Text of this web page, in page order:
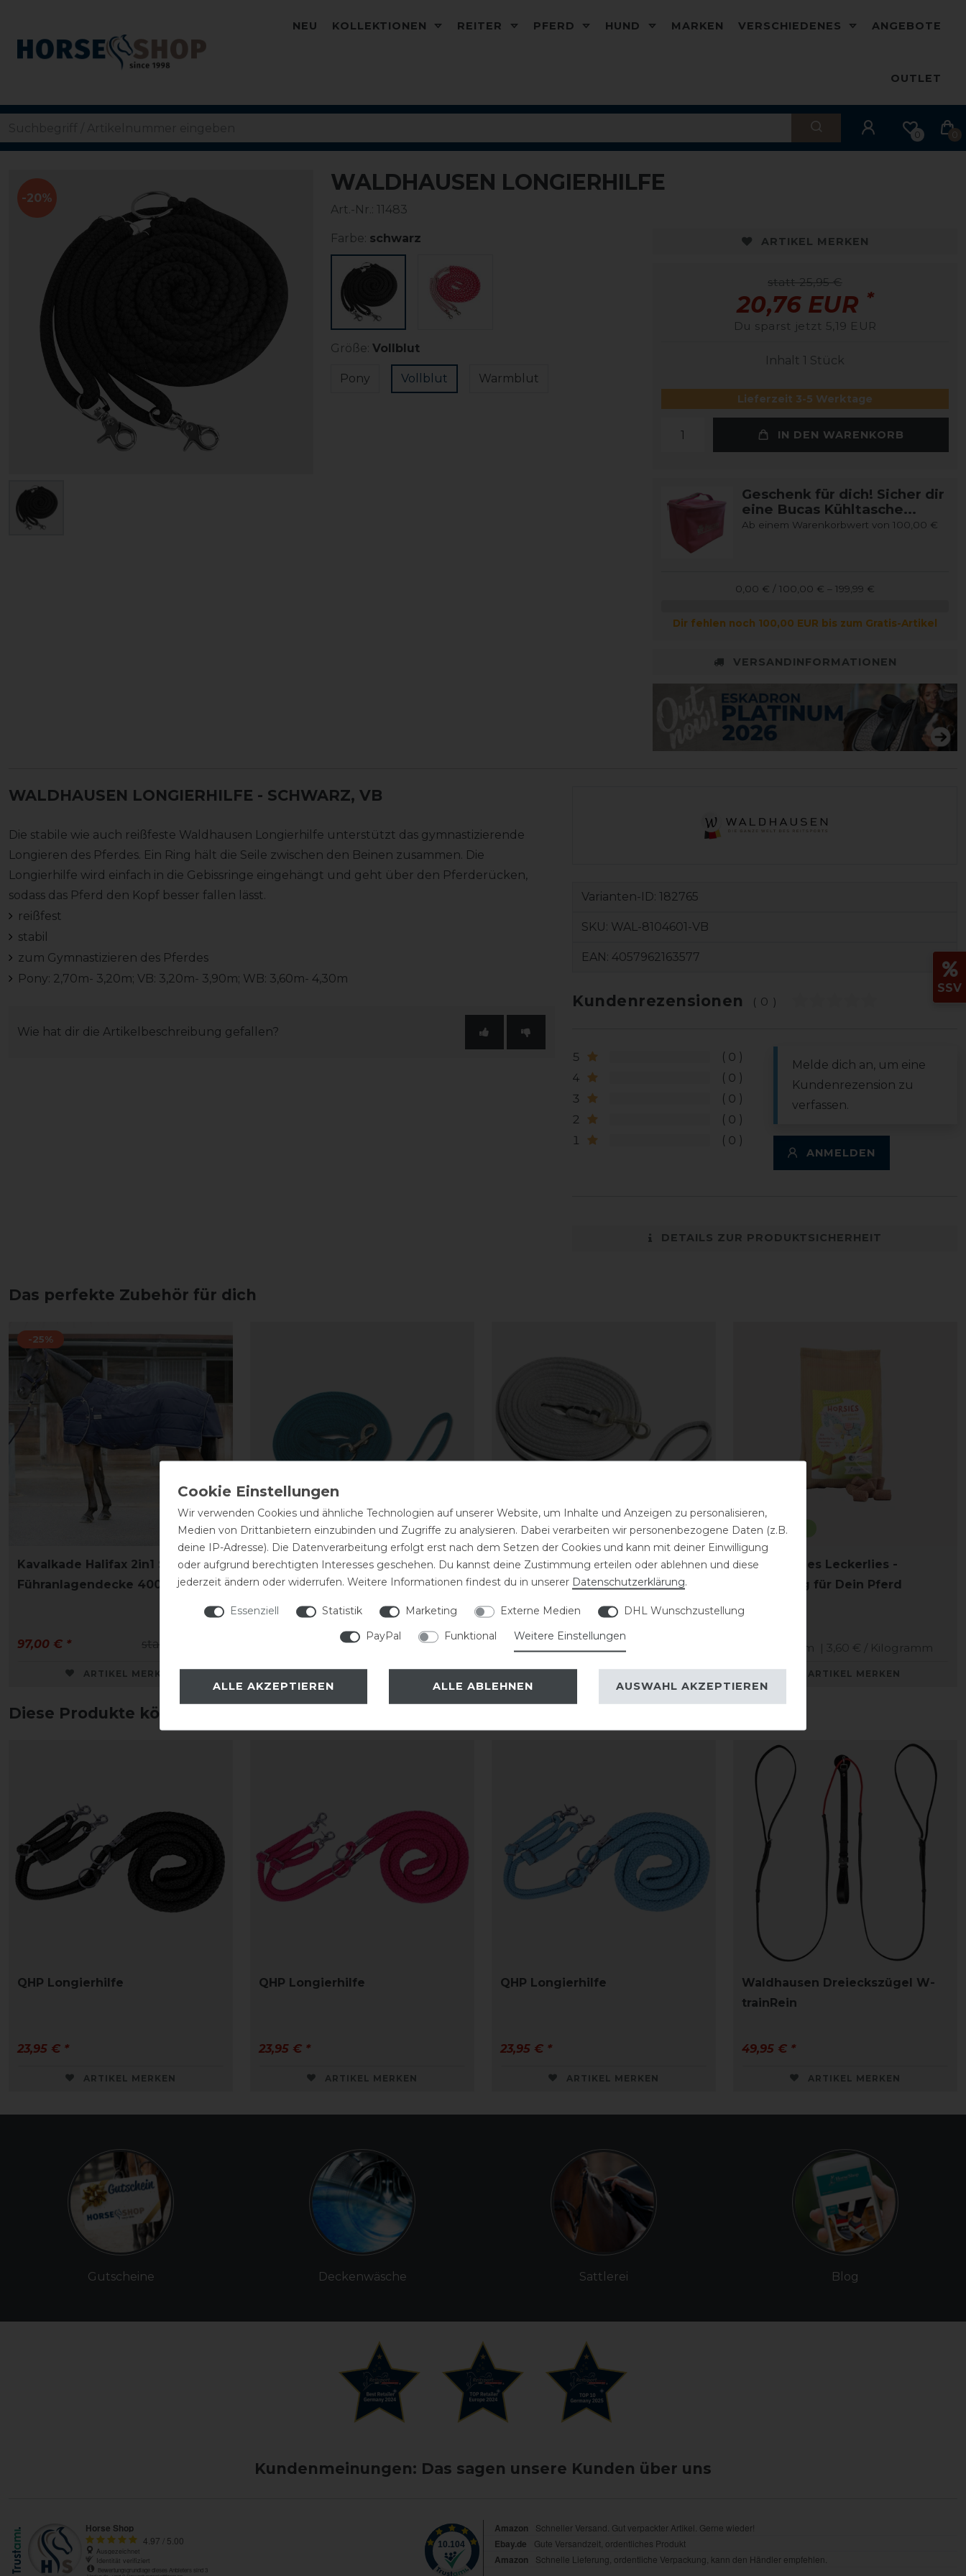
NEU KOLLEKTIONEN REITER PFERD HUND MARKEN VERSCHIEDENES ANGEBOTE
OUTLET
0 0
-20%
WALDHAUSEN LONGIERHILFE
Art.-Nr.: 11483
Farbe: schwarz
Größe: Vollblut
Pony Vollblut Warmblut
ARTIKEL MERKEN
statt 25,95 €
20,76 EUR *
Du sparst jetzt 5,19 EUR
Inhalt 1 Stück
Lieferzeit 3-5 Werktage
IN DEN WARENKORB
Geschenk für dich! Sicher dir
eine Bucas Kühltasche...
Ab einem Warenkorbwert von 100,00 €
0,00 € / 100,00 € – 199,99 €
Dir fehlen noch 100,00 EUR bis zum Gratis-Artikel
VERSANDINFORMATIONEN
WALDHAUSEN LONGIERHILFE - SCHWARZ, VB
Die stabile wie auch reißfeste Waldhausen Longierhilfe unterstützt das gymnastizierende
Longieren des Pferdes. Ein Ring hält die Seile zwischen den Beinen zusammen. Die
Longierhilfe wird einfach in die Gebissringe eingehängt und geht über den Pferderücken,
sodass das Pferd den Kopf besser fallen lässt.
reißfest
stabil
zum Gymnastizieren des Pferdes
Pony: 2,70m- 3,20m; VB: 3,20m- 3,90m; WB: 3,60m- 4,30m
Wie hat dir die Artikelbeschreibung gefallen?
Varianten-ID: 182765
SKU: WAL-8104601-VB
EAN: 4057962163577
Kundenrezensionen (0)
5
0
4
0
3
0
2
0
1
0
Melde dich an, um eine
Kundenrezension zu
verfassen.
ANMELDEN
DETAILS ZUR PRODUKTSICHERHEIT
Das perfekte Zubehör für dich
-25%
Kavalkade Halifax 2in1 Stall- und
Führanlagendecke 400g
statt 129,00 €
97,00 € *
ARTIKEL MERKEN
Waldhausen Longe Soft Griffy
ARTIKEL MERKEN
Waldhausen Longe Soft Griffy
13,95 € *
ARTIKEL MERKEN
Bestseller
kellX Horsies Leckerlies -
Belohnung für Dein Pferd
Kilogramm | 3,60 € / Kilogramm
ARTIKEL MERKEN
Diese Produkte könnten dich auch interessieren
QHP Longierhilfe
23,95 € *
ARTIKEL MERKEN
QHP Longierhilfe
23,95 € *
ARTIKEL MERKEN
QHP Longierhilfe
23,95 € *
ARTIKEL MERKEN
Waldhausen Dreieckszügel W-
trainRein
49,95 € *
ARTIKEL MERKEN
Gutscheine Deckenwäsche Sattlerei Blog
Kundenmeinungen: Das sagen unsere Kunden über uns
SSV
Wir verwenden Cookies und ähnliche Technologien auf unserer Website, um Inhalte und Anzeigen zu personalisieren,
Medien von Drittanbietern einzubinden und Zugriffe zu analysieren. Dabei verarbeiten wir personenbezogene Daten (z.B.
deine IP-Adresse). Die Datenverarbeitung erfolgt erst nach dem Setzen der Cookies und kann mit deiner Einwilligung
oder aufgrund berechtigten Interesses geschehen. Du kannst deine Zustimmung erteilen oder ablehnen und diese
jederzeit ändern oder widerrufen. Weitere Informationen findest du in unserer Daten­schutz­erklärung.
Essenziell Statistik Marketing Externe Medien
DHL Wunschzustellung
PayPal
Funktional Weitere Einstellungen
ALLE AKZEPTIEREN ALLE ABLEHNEN AUSWAHL AKZEPTIEREN